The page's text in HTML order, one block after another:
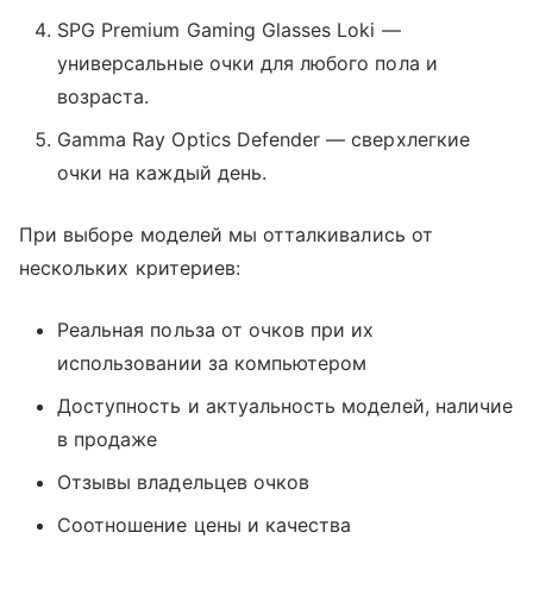
SPG Premium Gaming Glasses Loki —
универсальные очки для любого пола и
возраста.
Gamma Ray Optics Defender — сверхлегкие
очки на каждый день.
При выборе моделей мы отталкивались от
нескольких критериев:
Реальная польза от очков при их
использовании за компьютером
Доступность и актуальность моделей, наличие
в продаже
Отзывы владельцев очков
Соотношение цены и качества